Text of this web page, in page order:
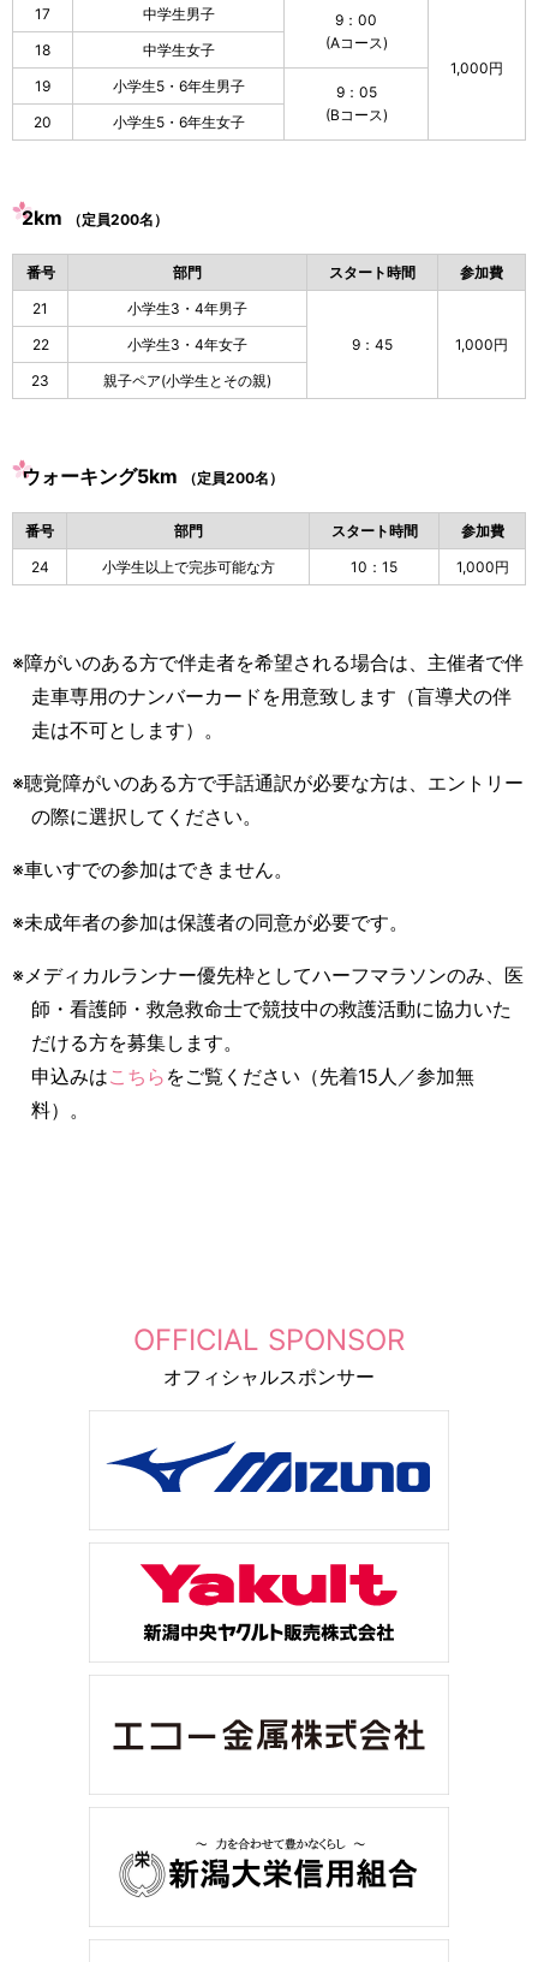
17
中学生男子
9：00
(Aコース)
1,000円
18
中学生女子
19
小学生5・6年生男子
9：05
(Bコース)
20 小学生5・6年生女子
2km （定員200名）
番号 部門 スタート時間
参加費
21
小学生3・4年男子
9：45
1,000円
22
小学生3・4年女子
23
親子ペア(小学生とその親)
ウォーキング5km （定員200名）
番号 部門 スタート時間
参加費
24
小学生以上で完歩可能な方 10：15 1,000円
※障がいのある方で伴走者を希望される場合は、主催者で伴
走車専用のナンバーカードを用意致します（盲導犬の伴
走は不可とします）。
※聴覚障がいのある方で手話通訳が必要な方は、エントリー
の際に選択してください。
※車いすでの参加はできません。
※未成年者の参加は保護者の同意が必要です。
※メディカルランナー優先枠としてハーフマラソンのみ、医
師・看護師・救急救命士で競技中の救護活動に協力いた
だける方を募集します。
申込みはこちら をご覧ください（先着15人／参加無
料）。
OFFICIAL SPONSOR
オフィシャルスポンサー